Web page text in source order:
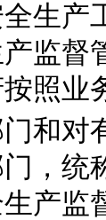
生产
监督
照业
和对
，统
产监